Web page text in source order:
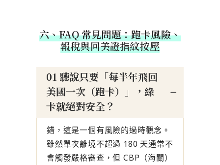
六、FAQ 常見問題：跑卡風險、
報稅與回美證指紋按壓
01 聽說只要「每半年飛回
美國一次（跑卡）」，綠
卡就絕對安全？
錯，這是一個有風險的過時觀念。
雖然單次離境不超過 180 天通常不
會觸發嚴格審查，但 CBP（海關）